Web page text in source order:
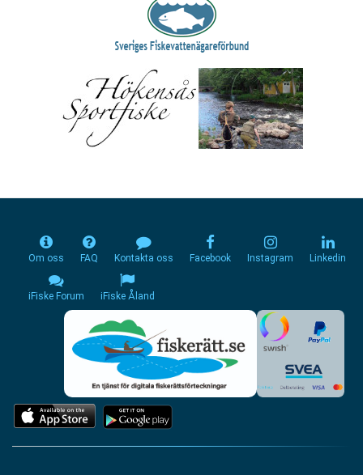
Om oss FAQ Kontakta oss Facebook Instagram Linkedin
iFiske Forum iFiske Åland